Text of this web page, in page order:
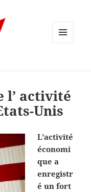
l’ activité
Unis
L’activité
économi
que a
enregistr
é un fort